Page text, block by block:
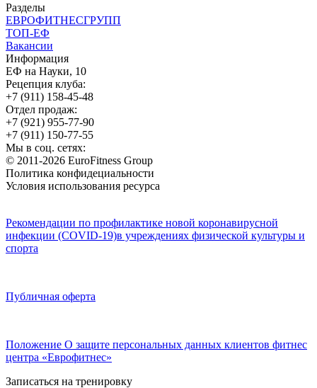
Разделы
ЕВРОФИТНЕСГРУПП
ТОП-ЕФ
Вакансии
Информация
ЕФ на Науки, 10
Рецепция клуба:
+7 (911) 158-45-48
Отдел продаж:
+7 (921) 955-77-90
+7 (911) 150-77-55
Мы в соц. сетях:
© 2011-2026 EuroFitness Group
Политика конфидециальности
Условия использования ресурса
Рекомендации по профилактике новой коронавирусной
инфекции (COVID-19)в учреждениях физической культуры и
спорта
Публичная оферта
Положение О защите персональных данных клиентов фитнес
центра «Еврофитнес»
Записаться на тренировку